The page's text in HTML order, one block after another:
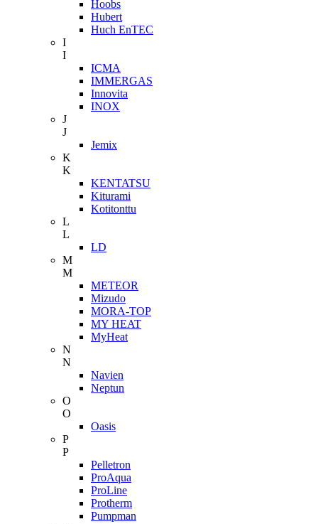
Hoobs
Hubert
Huch EnTEC
I
I
ICMA
IMMERGAS
Innovita
INOX
J
J
Jemix
K
K
KENTATSU
Kiturami
Kotitonttu
L
L
LD
M
M
METEOR
Mizudo
MORA-TOP
MY HEAT
MyHeat
N
N
Navien
Neptun
O
O
Oasis
P
P
Pelletron
ProAqua
ProLine
Protherm
Pumpman